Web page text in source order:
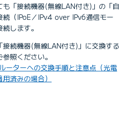
「接続機器(無線LAN付き)」の「自
（IPoE／IPv4 over IPv6通信モー
します。
続機器(無線LAN付き)」に交換する
照ください。
ーターへの交換手順と注意点（光電
済みの場合）